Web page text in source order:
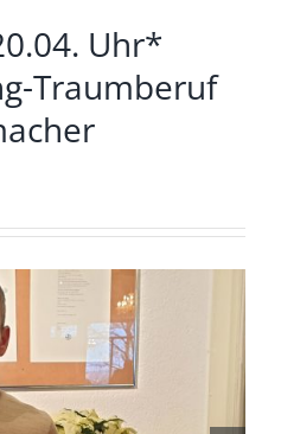
Uhr*
Traumberuf
*20.04. Uhr*
Live mit Ingo
Starink